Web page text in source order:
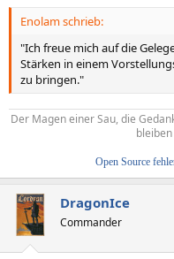
Enolam schrieb:
"Ich freue mich auf die
Stärken in einem
zu bringen."
Der Magen einer Sau, die
Open Source
DragonIce
Commander